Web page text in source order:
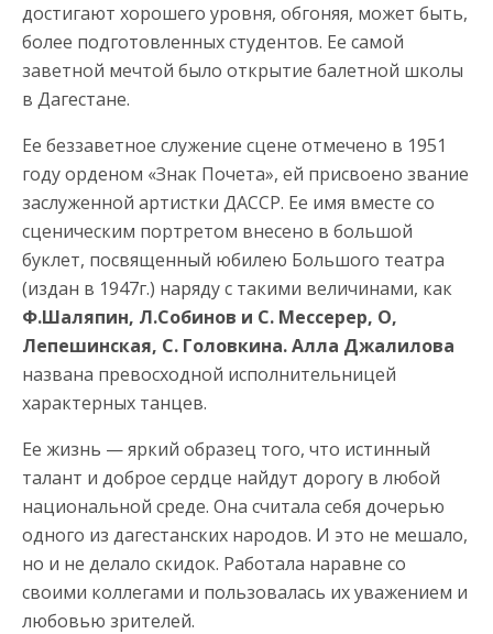
достигают хорошего уровня, обгоняя, может быть,
более подготовленных студентов. Ее самой
заветной мечтой было открытие балетной школы
в Дагестане.
Ее беззаветное служение сцене отмечено в 1951
году орденом «Знак Почета», ей присвоено звание
заслуженной артистки ДАССР. Ее имя вместе со
сценическим портретом внесено в большой
буклет, посвященный юбилею Большого театра
(издан в 1947г.) наряду с такими величинами, как
Ф.Шаляпин, Л.Собинов и С. Мессерер, О,
Лепешинская, С. Головкина. Алла Джалилова
названа превосходной исполнительницей
характерных танцев.
Ее жизнь — яркий образец того, что истинный
талант и доброе сердце найдут дорогу в любой
национальной среде. Она считала себя дочерью
одного из дагестанских народов. И это не мешало,
но и не делало скидок. Работала наравне со
своими коллегами и пользовалась их уважением и
любовью зрителей.